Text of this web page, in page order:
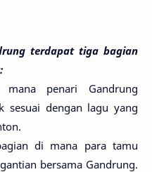
terdapat tiga bagian
penari Gandrung
sesuai dengan lagu yang
di mana para tamu
bersama Gandrung.